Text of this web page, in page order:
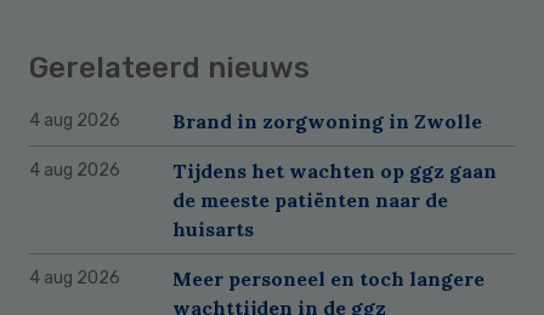
Gerelateerd nieuws
4 aug 2026 Brand in zorgwoning in Zwolle
4 aug 2026
Tijdens het wachten op ggz gaan
de meeste patiënten naar de
huisarts
4 aug 2026
Meer personeel en toch langere
wachttijden in de ggz